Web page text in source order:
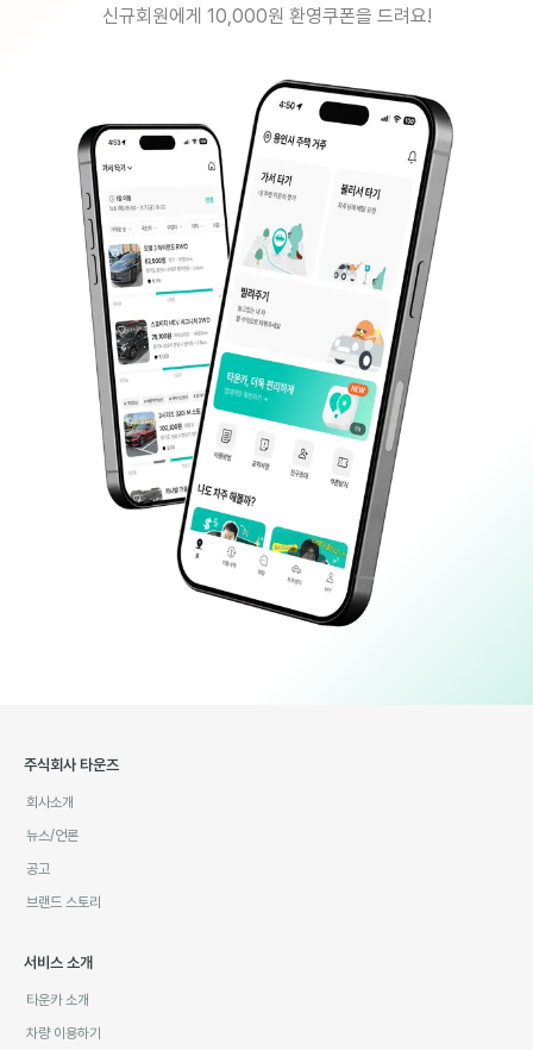
신규회원에게 10,000원 환영쿠폰을 드려요!
주식회사 타운즈
회사소개
뉴스/언론
공고
브랜드 스토리
서비스 소개
타운카 소개
차량 이용하기